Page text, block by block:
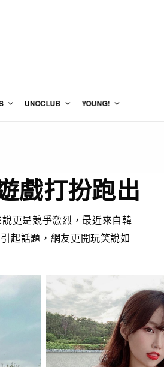
UNOCLUB YOUNG!
戲打扮跑出
更是競爭激烈，最近來自韓
起話題，網友更開玩笑說如